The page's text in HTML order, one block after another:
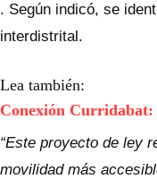
. Según indicó, se
interdistrital.
Lea también:
Conexión
“Este proyecto de ley
movilidad más